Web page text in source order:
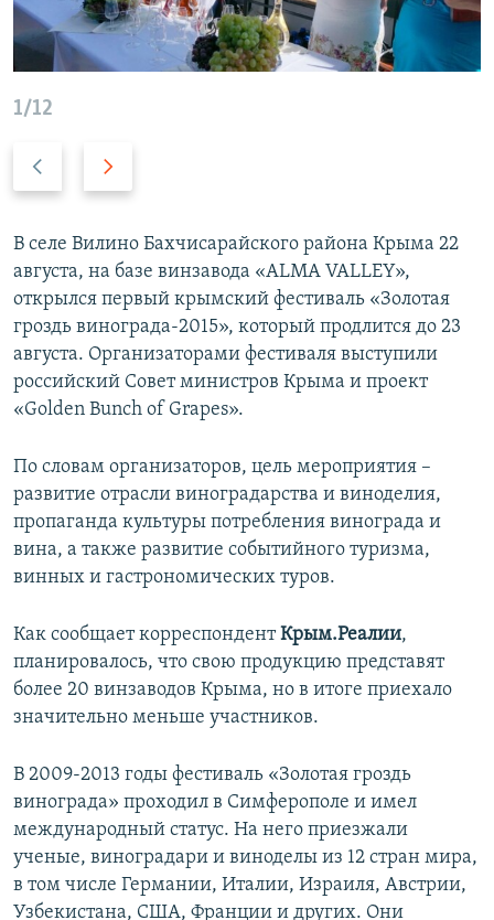
ПОБЕДИТЕЛЕЙ НЕ СУДЯТ?
КРЫМ.НЕПОКОРЕННЫЙ
ELIFBE
ПРИСОЕДИНЯЙТЕСЬ!
Все сайты RFE/RL
1/12
ПредыдущийСледующий
В селе Вилино Бахчисарайского района Крыма 22
августа, на базе винзавода «АLMA VALLEY»,
открылся первый крымский фестиваль «Золотая
гроздь винограда-2015», который продлится до 23
августа. Организаторами фестиваля выступили
российский Совет министров Крыма и проект
«Golden Bunch of Grapes».
По словам организаторов, цель мероприятия –
развитие отрасли виноградарства и виноделия,
пропаганда культуры потребления винограда и
вина, а также развитие событийного туризма,
винных и гастрономических туров.
Как сообщает корреспондентКрым.Реалии,
планировалось, что свою продукцию представят
более 20 винзаводов Крыма, но в итоге приехало
значительно меньше участников.
В 2009-2013 годы фестиваль «Золотая гроздь
винограда» проходил в Симферополе и имел
международный статус. На него приезжали
ученые, виноградари и виноделы из 12 стран мира,
в том числе Германии, Италии, Израиля, Австрии,
Узбекистана, США, Франции и других. Они